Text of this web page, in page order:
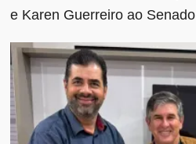
e Karen Guerreiro ao Senado